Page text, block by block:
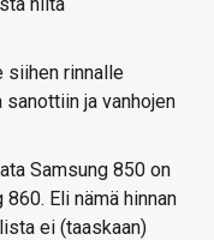
siihen rinnalle
ja vanhojen
Samsung 850 on
Eli nämä hinnan
ei (taaskaan)